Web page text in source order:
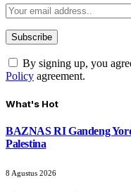
By signing up, you
Policy agreement.
What's Hot
BAZNAS RI Gandeng
Palestina
8 Agustus 2026